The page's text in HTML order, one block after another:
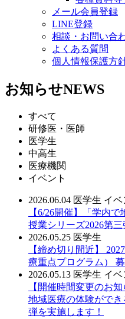
メール会員登録
LINE登録
相談・お問い合
よくある質問
個人情報保護方
お知らせNEWS
すべて
研修医・医師
医学生
中高生
医療機関
イベント
2026.06.04 医学生 イベ
【6/26開催】「学内
授業シリーズ2026第三
2026.05.25 医学生
【締め切り間近】
療重点プログラム）
2026.05.13 医学生 イベ
【開催時間変更のお
地域医療の体験がで
弾を実施します！